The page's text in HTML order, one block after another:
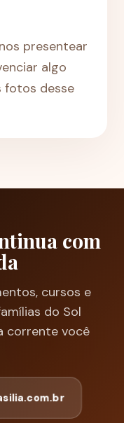
presentear
algo
fotos desse
com
cursos e
do Sol
corrente você